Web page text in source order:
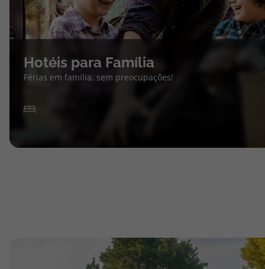
Hotéis para Família
Férias em família, sem preocupações!